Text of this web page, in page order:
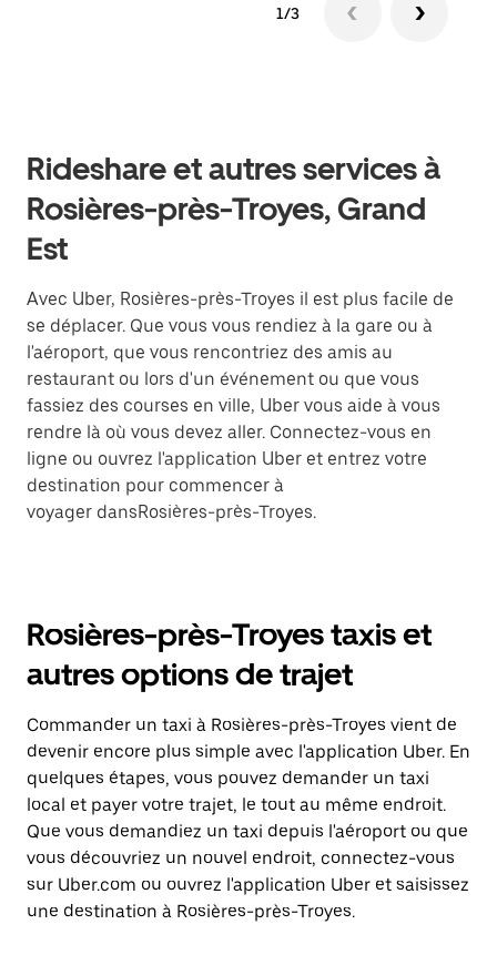
1/3
Rideshare et autres services à
Rosières-près-Troyes, Grand
Est
Avec Uber, Rosières-près-Troyes il est plus facile de
se déplacer. Que vous vous rendiez à la gare ou à
l'aéroport, que vous rencontriez des amis au
restaurant ou lors d'un événement ou que vous
fassiez des courses en ville, Uber vous aide à vous
rendre là où vous devez aller. Connectez-vous en
ligne ou ouvrez l'application Uber et entrez votre
destination pour commencer à
voyager dansRosières-près-Troyes.
Rosières-près-Troyes taxis et
autres options de trajet
Commander un taxi à Rosières-près-Troyes vient de
devenir encore plus simple avec l'application Uber. En
quelques étapes, vous pouvez demander un taxi
local et payer votre trajet, le tout au même endroit.
Que vous demandiez un taxi depuis l'aéroport ou que
vous découvriez un nouvel endroit, connectez-vous
sur Uber.com ou ouvrez l'application Uber et saisissez
une destination à Rosières-près-Troyes.